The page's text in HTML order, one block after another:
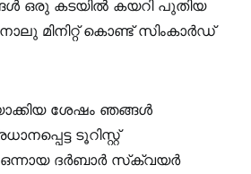
ഒരു കടയിൽ കയറി പുതിയ
മിനിറ്റ് കൊണ്ട് സിംകാർഡ്
ശേഷം ഞങ്ങൾ
ടൂറിസ്റ്റ്
ദർബാർ സ്‌ക്വയർ